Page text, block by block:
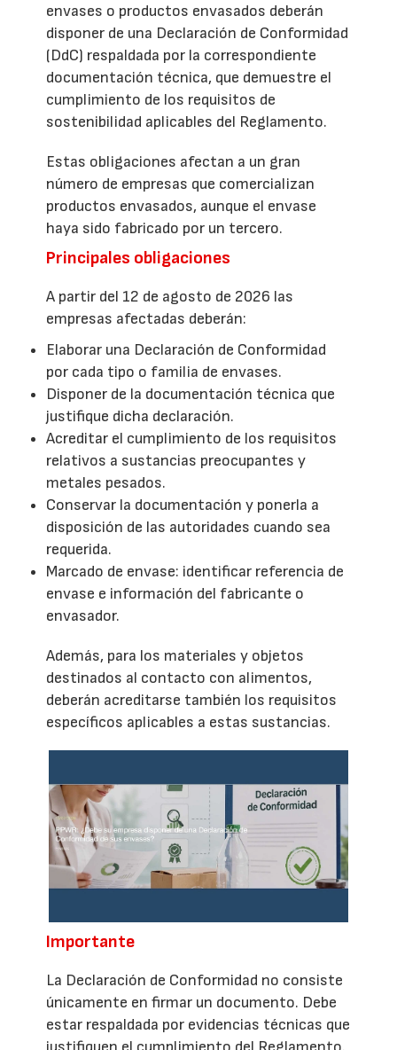
envases o productos envasados deberán
disponer de una Declaración de Conformidad
(DdC) respaldada por la correspondiente
documentación técnica, que demuestre el
cumplimiento de los requisitos de
sostenibilidad aplicables del Reglamento.
Estas obligaciones afectan a un gran
número de empresas que comercializan
productos envasados, aunque el envase
haya sido fabricado por un tercero.
Principales obligaciones
A partir del 12 de agosto de 2026 las
empresas afectadas deberán:
Elaborar una Declaración de Conformidad
por cada tipo o familia de envases.
Disponer de la documentación técnica que
justifique dicha declaración.
Acreditar el cumplimiento de los requisitos
relativos a sustancias preocupantes y
metales pesados.
Conservar la documentación y ponerla a
disposición de las autoridades cuando sea
requerida.
Marcado de envase: identificar referencia de
envase e información del fabricante o
envasador.
Además, para los materiales y objetos
destinados al contacto con alimentos,
deberán acreditarse también los requisitos
específicos aplicables a estas sustancias.
Importante
La Declaración de Conformidad no consiste
únicamente en firmar un documento. Debe
estar respaldada por evidencias técnicas que